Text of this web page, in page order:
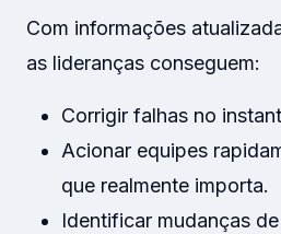
Com informações
as lideranças conseguem:
Corrigir falhas no
Acionar equipes
que realmente importa.
Identificar mudanças